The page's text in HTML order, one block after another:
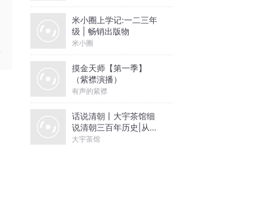
米小圈上学记:一二三年
级 | 畅销出版物
米小圈
摸金天师【第一季】
（紫襟演播）
有声的紫襟
话说清朝丨大宇茶馆细
说清朝三百年历史|从努
尔哈赤到末代皇帝溥仪|
大宇茶馆